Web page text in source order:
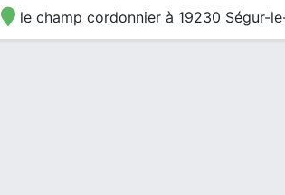
le champ cordonnier à 19230 Ségur-